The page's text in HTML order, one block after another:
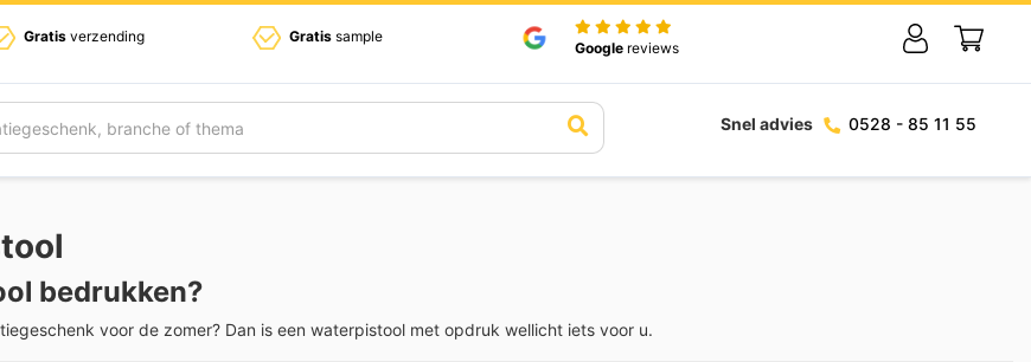
Gratis verzending Gratis sample
Google reviews
Snel advies 0528 - 85 11 55
bedrukken?
voor de zomer? Dan is een waterpistool met opdruk wellicht iets voor u.